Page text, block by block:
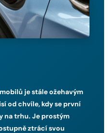
je stále ožehavým
od chvíle, kdy se první
na trhu. Je prostým
ztrácí svou